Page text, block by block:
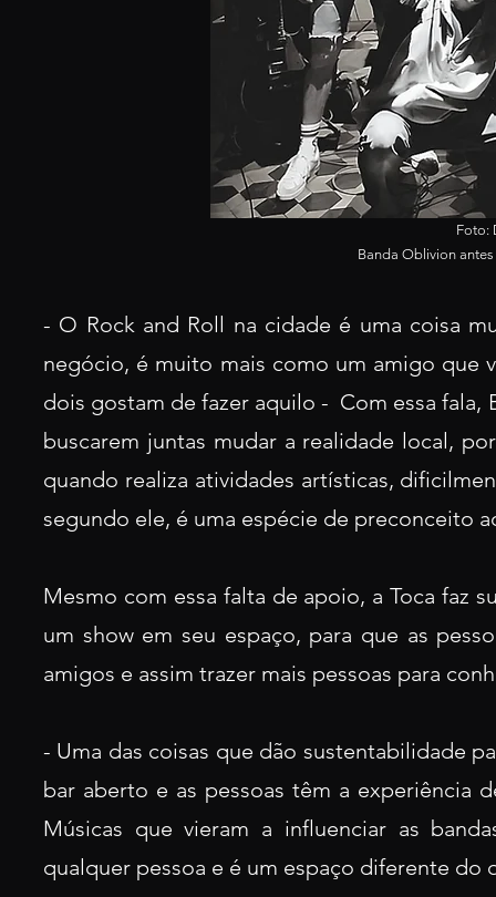
Foto:
Banda Oblivion antes
- O Rock and Roll na cidade é uma coisa
negócio, é muito mais como um amigo que
dois gostam de fazer aquilo - Com essa fala,
buscarem juntas mudar a realidade local,
quando realiza atividades artísticas,
segundo ele, é uma espécie de preconceito
Mesmo com essa falta de apoio, a Toca faz
um show em seu espaço, para que as
amigos e assim trazer mais pessoas para
- Uma das coisas que dão sustentabilidade
bar aberto e as pessoas têm a experiência
Músicas que vieram a influenciar as
qualquer pessoa e é um espaço diferente do